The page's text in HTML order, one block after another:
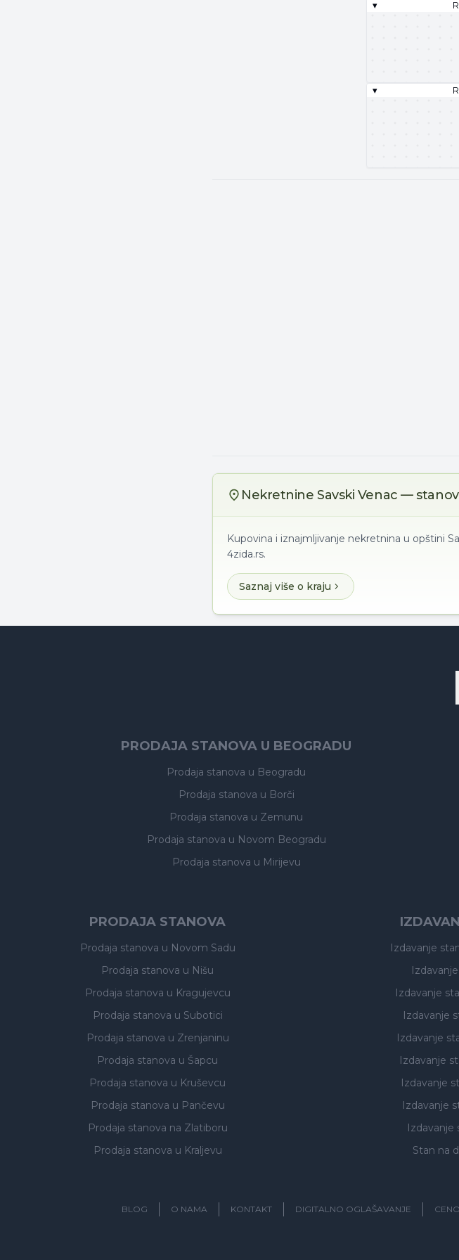
▾
▾
Nekretnine Savski Venac —
Kupovina i iznajmljivanje nekretnina u opštini
4zida.rs.
Saznaj više o kraju
PRODAJA STANOVA U BEOGRADU
Prodaja stanova u Beogradu
Prodaja stanova u Borči
Prodaja stanova u Zemunu
Prodaja stanova u Novom Beogradu
Prodaja stanova u Mirijevu
PRODAJA STANOVA
Prodaja stanova u Novom Sadu
Prodaja stanova u Nišu
Prodaja stanova u Kragujevcu
Prodaja stanova u Subotici
Prodaja stanova u Zrenjaninu
Prodaja stanova u Šapcu
Prodaja stanova u Kruševcu
Prodaja stanova u Pančevu
Prodaja stanova na Zlatiboru
Prodaja stanova u Kraljevu
Izdavanje
Izdavanje
Izdavanje
Izdavanje
Izdavanje
Izdavanje
Izdavanje
Izdavanje
Stan na
BLOG O NAMA KONTAKT DIGITALNO OGLAŠAVANJE